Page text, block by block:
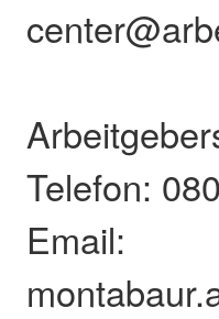
Telefon:
Email: